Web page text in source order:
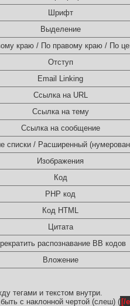
Шрифт
Выделение
краю / По правому краю / По
Отступ
Email Linking
Ссылка на URL
Ссылка на тему
Ссылка на сообщение
списки / Расширенный
Изображения
Код
PHP код
Код HTML
Цитата
распознавание BB кодов
Вложение
тегами и текстом внутри.
с наклонной чертой (слеш) ( [/